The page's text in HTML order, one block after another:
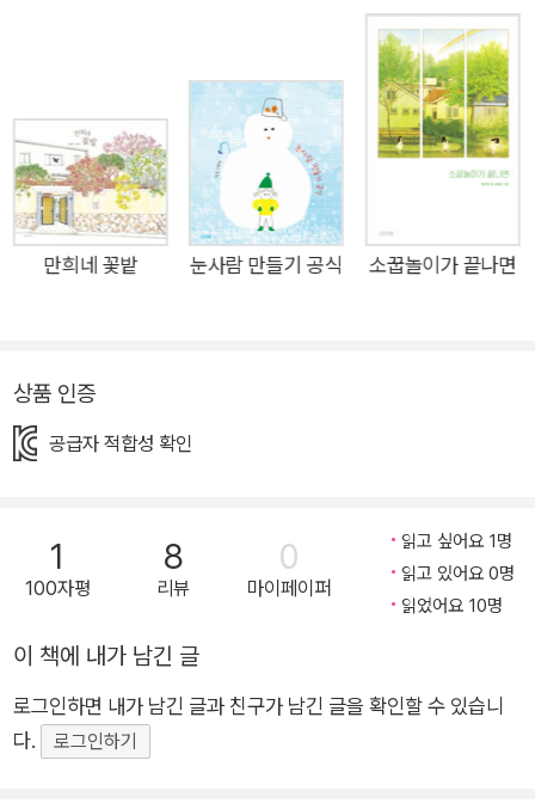
에서 참가했답니다. 참가 마을은 딸기, 바나나, 블루베리, 배 마을
이에요! 딸기 마을, 바나나 마을, 블루베리 마을, 배 마을 사람들
은 마을만의 비법으로 맛있는 김치를 만들기 시작해요. 각 마을은
과일을 따는 모습부터 달라요. 딸기 마을은 색과 향기를 보고, 바
나나 마을은 통통하고 광이 나는 바나나를 쓰죠. 블루베리 마을과
배 마을은 크기가 중요해요. 블루베리 마을은 딱 알맞은 크기가
있고, 배 마을은 무조건 커야 하죠. 이렇게 김치가 되기에 딱! 알
맞은 과일을 골라서 저마다의 방법으로 양념을 버무려요. 잘 버무
맛있는 꿈을 꾸는 맛이랄까요? 블루베리 김치는 먹는 순간 입에
서 톡톡 터져요. 매콤한 맛이 한 번, 달콤한 맛이 한 번. 톡톡 터져
식인 김치에 재밌는 상상을 더해 새콤달콤한 김치들을 만들었어
요. 재료를 고르고, 김치를 담그고, 맛을 표현하는 장면마다 작가
님의 상상력이 톡톡 터진답니다. 마치 무한 변신 가능한 김치처럼
요! 2. 제1회 새콤달콤 김치 대회 우승 마을은… 누구?! 주변에서
일이었어요. 해외에 나가서 살았던 동포들은 주변에서 구할 수 있
는 독특한 재료로도 김치를 만들었죠. 이렇게 김치를 사랑한 덕분
만희네 꽃밭 눈사람 만들기 공식 소꿉놀이가 끝나면
상품 인증
공급자 적합성 확인
1
100자평
8
리뷰
0
마이페이퍼
읽고 싶어요 1명
읽고 있어요 0명
읽었어요 10명
이 책에 내가 남긴 글
로그인하면 내가 남긴 글과 친구가 남긴 글을 확인할 수 있습니
다.
로그인하기